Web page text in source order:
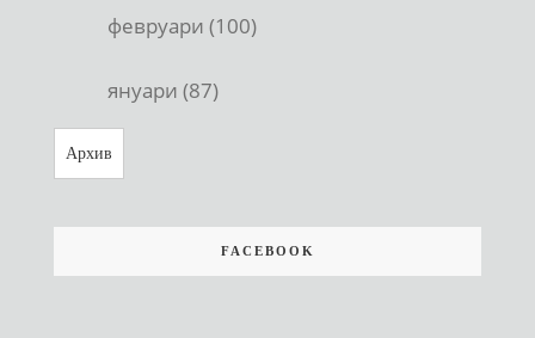
февруари (100)
януари (87)
Архив
FACEBOOK